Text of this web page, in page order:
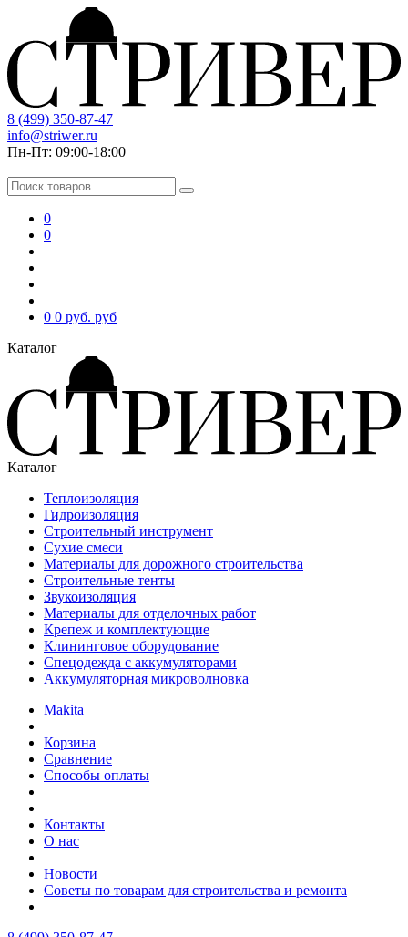
8 (499) 350-87-47
info@striwer.ru
Пн-Пт: 09:00-18:00
0
0
0 0 руб. руб
Каталог
Каталог
Теплоизоляция
Гидроизоляция
Строительный инструмент
Сухие смеси
Материалы для дорожного строительства
Строительные тенты
Звукоизоляция
Материалы для отделочных работ
Крепеж и комплектующие
Клининговое оборудование
Спецодежда с аккумуляторами
Аккумуляторная микроволновка
Makita
Корзина
Сравнение
Способы оплаты
Контакты
О нас
Новости
Советы по товарам для строительства и ремонта